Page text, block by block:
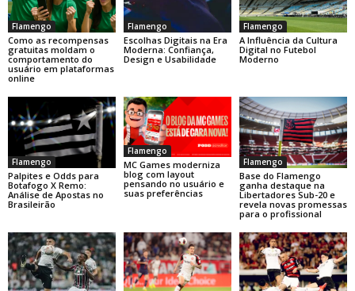
Flamengo
Como as recompensas
gratuitas moldam o
comportamento do
usuário em plataformas
online
Flamengo
Escolhas Digitais na Era
Moderna: Confiança,
Design e Usabilidade
Flamengo
A Influência da Cultura
Digital no Futebol
Moderno
Flamengo
Palpites e Odds para
Botafogo X Remo:
Análise de Apostas no
Brasileirão
Flamengo
MC Games moderniza
blog com layout
pensando no usuário e
suas preferências
Flamengo
Base do Flamengo
ganha destaque na
Libertadores Sub-20 e
revela novas promessas
para o profissional